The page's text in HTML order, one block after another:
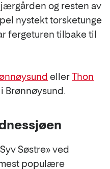
og resten av
nystekt torsketunge
fergeturen tilbake til
ellerThon
Brønnøysund.
Søstre» ved
populære